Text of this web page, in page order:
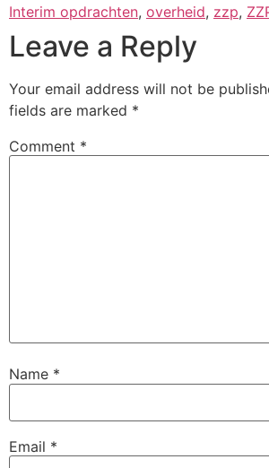
Interim opdrachten, overheid, zzp,
Leave a Reply
Your email address will not be
fields are marked *
Comment *
Name *
Email *